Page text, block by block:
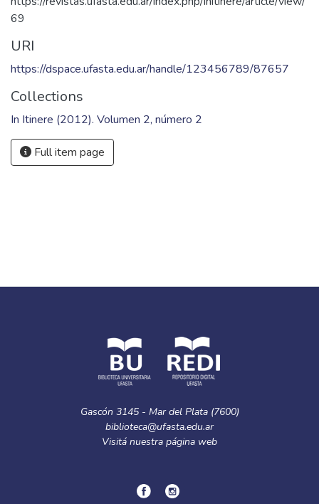
Dios: Reseña a C. S. Lewis. Dios en el banquillo. Santiago de
170. [Reseña del libro Dios en el banquillo, por C. S. Lewis].
In Itinere: Revista Digital de Estudios Humanísticos, 2(2),
https://revistas.ufasta.edu.ar/index.php/initinere/article/view/
69
URI
https://dspace.ufasta.edu.ar/handle/123456789/87657
Gascón 3145 - Mar del Plata (7600)
biblioteca@ufasta.edu.ar
Visitá nuestra página web